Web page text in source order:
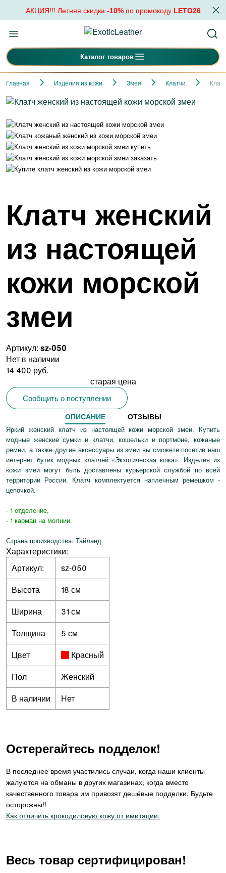
АКЦИЯ!!! Летняя скидка -10%по промокоду LETO26
Каталог товаров
Главная Изделия из кожи Змея Клатчи
Клатч женский
из настоящей
кожи морской
змеи
Артикул: sz-050
Нет в наличии
14 400 руб.
старая цена
Сообщить о поступлении
ОПИСАНИЕ ОТЗЫВЫ
Яркий женский клатч из настоящей кожи морской змеи. Купить
модные женские сумки и клатчи, кошельки и портмоне, кожаные
ремни, а также другие аксессуары из змеи вы сможете посетив наш
интернет бутик модных клатчей «Экзотическая кожа». Изделия из
кожи змеи могут быть доставлены курьерской службой по всей
территории России. Клатч комплектуется наплечным ремешком -
цепочкой.
- 1 отделение,
- 1 карман на молнии.
Страна производства: Тайланд
Характеристики:
Артикул:
sz-050
Высота
18 см
Ширина
31 см
Толщина
5 см
Цвет
Красный
Пол
Женский
В наличии
Нет
Остерегайтесь подделок!
В последнее время участились случаи, когда наши клиенты
жалуются на обманы в других магазинах, когда вместо
качественного товара им привозят дешёвые подделки. Будьте
осторожны!!
Как отличить крокодиловую кожу от имитации.
Весь товар сертифицирован!